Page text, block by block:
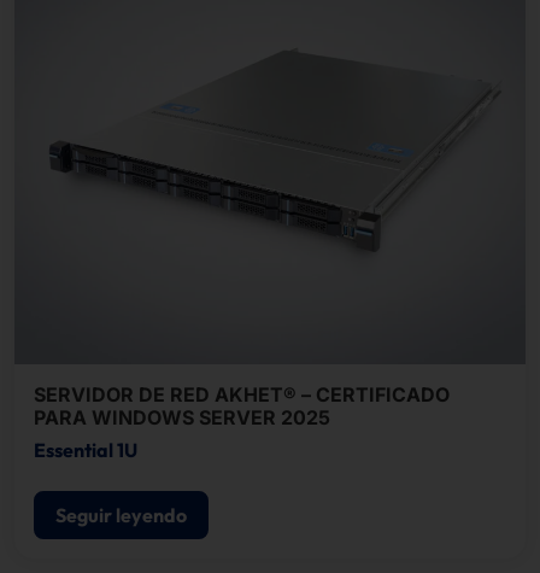
SERVIDOR DE RED AKHET® – CERTIFICADO
PARA WINDOWS SERVER 2025
Essential 1U
Seguir leyendo